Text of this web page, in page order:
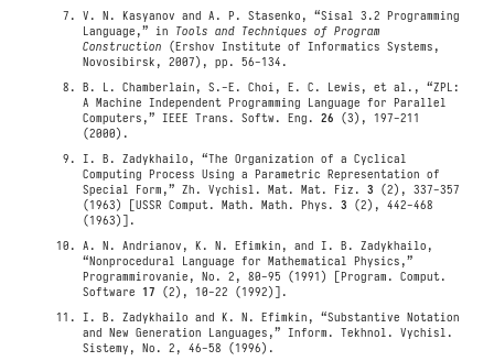
V. N. Kasyanov and A. P. Stasenko, “Sisal 3.2 Programming
Language,” in Tools and Techniques of Program
Construction (Ershov Institute of Informatics Systems,
Novosibirsk, 2007), pp. 56-134.
B. L. Chamberlain, S.-E. Choi, E. C. Lewis, et al., “ZPL:
A Machine Independent Programming Language for Parallel
Computers,” IEEE Trans. Softw. Eng.26 (3), 197-211
(2000).
I. B. Zadykhailo, “The Organization of a Cyclical
Computing Process Using a Parametric Representation of
Special Form,” Zh. Vychisl. Mat. Mat. Fiz.3 (2), 337-357
(1963) [USSR Comput. Math. Math. Phys.3 (2), 442-468
(1963)].
A. N. Andrianov, K. N. Efimkin, and I. B. Zadykhailo,
“Nonprocedural Language for Mathematical Physics,”
Programmirovanie, No. 2, 80-95 (1991) [Program. Comput.
Software17 (2), 10-22 (1992)].
I. B. Zadykhailo and K. N. Efimkin, “Substantive Notation
and New Generation Languages,” Inform. Tekhnol. Vychisl.
Sistemy, No. 2, 46-58 (1996).